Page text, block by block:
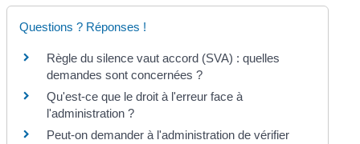
Questions ? Réponses !
Règle du silence vaut accord (SVA) : quelles
demandes sont concernées ?
Qu'est-ce que le droit à l'erreur face à
l'administration ?
Peut-on demander à l'administration de vérifier